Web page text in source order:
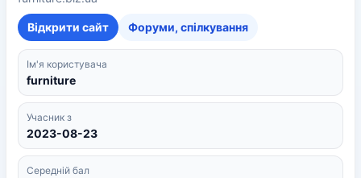
Відкрити сайт Форуми, спілкування
Ім'я користувача
furniture
Учасник з
2023-08-23
Середній бал